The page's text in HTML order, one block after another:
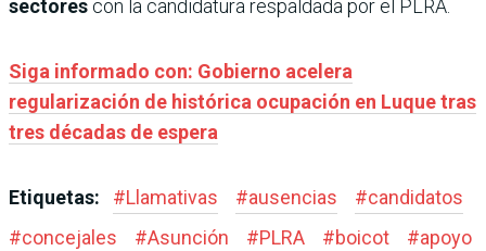
sectores con la candidatura respaldada por el PLRA.
Siga informado con: Gobierno acelera
regularización de histórica ocupación en Luque tras
tres décadas de espera
Etiquetas: #Llamativas #ausencias #candidatos
#concejales #Asunción #PLRA #boicot #apoyo